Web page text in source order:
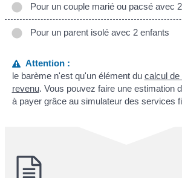
Pour un couple marié ou pacsé avec
Pour un parent isolé avec 2 enfants
Attention :
le barème n'est qu'un élément du calcul de
revenu. Vous pouvez faire une estimation
à payer grâce au simulateur des services